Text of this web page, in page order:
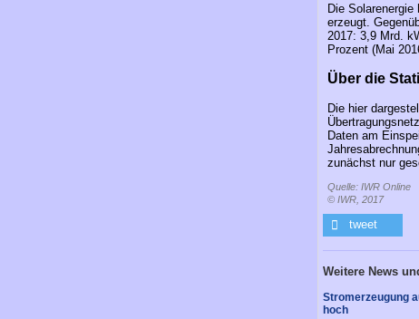
Die
erzeugt.
2017: 3,9 Mrd.
Prozent (Mai
Über die
Die hier
Daten am
zunächst nur
Quelle: IWR Online
© IWR, 2017
tweet
Weitere News
Stromerzeugung
hoch